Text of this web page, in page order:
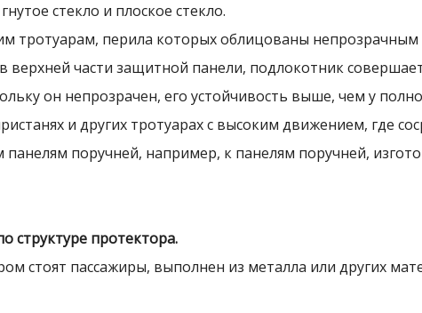
стекло и плоское стекло.
тротуарам, перила которых облицованы
верхней части защитной панели, подлокотник
он непрозрачен, его устойчивость выше, чем у
и других тротуарах с высоким движением, где
поручней, например, к панелям поручней,
структуре протектора.
стоят пассажиры, выполнен из металла или других